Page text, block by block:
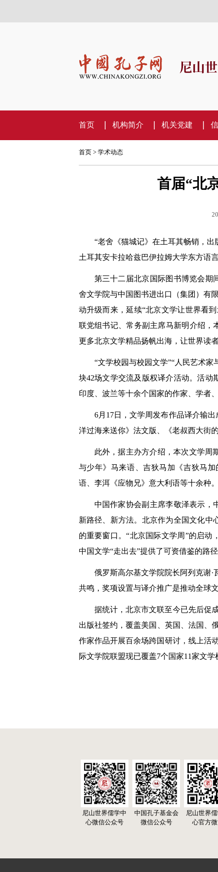
尼山
首页 机构简介 机关党建
首页> 学术动态
首届“北
“老舍《猫城记》在土耳其畅销，
土耳其安卡拉哈兹巴伊拉姆大学东方语
第三十二届北京国际图书博览会期
舍文学院与中国图书进出口（集团）有
动升级而来，延续“北京文学让世界看
联党组书记、常务副主席马新明介绍
更多北京文学精品扬帆出海，让世界读
“文学校园与校园文学”“人民艺术
块42场文学交流及版权译介活动。活
印度、波兰等十余个国家的作家、学者
6月17日，文学周发布作品译介输
洋过海来送你》法文版、《老叔西大街
此外，据主办方介绍，本次文学周
与少年》马来语、吉狄马加《吉狄马
语、李洱《应物兄》意大利语等十余种
中国作家协会副主席李敬泽表示，
新路径、新方法。北京作为全国文化
的重要窗口。“北京国际文学周”的启
中国文学“走出去”提供了可资借鉴的路
俄罗斯高尔基文学院院长阿列克谢
共鸣，奖项设置与译介推广是推动全球
据统计，北京市文联至今已先后促
出版社签约，覆盖美国、英国、法国、
作家作品开展百余场跨国研讨，线上活
际文学院联盟现已覆盖7个国家11家文
尼山世界儒学中
心微信公众号
中国孔子基金会
微信公众号
尼山世界
心官方